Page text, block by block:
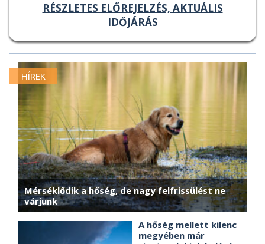
RÉSZLETES ELŐREJELZÉS, AKTUÁLIS
IDŐJÁRÁS
HÍREK
Mérséklődik a hőség, de nagy felfrissülést ne
várjunk
A hőség mellett kilenc
megyében már